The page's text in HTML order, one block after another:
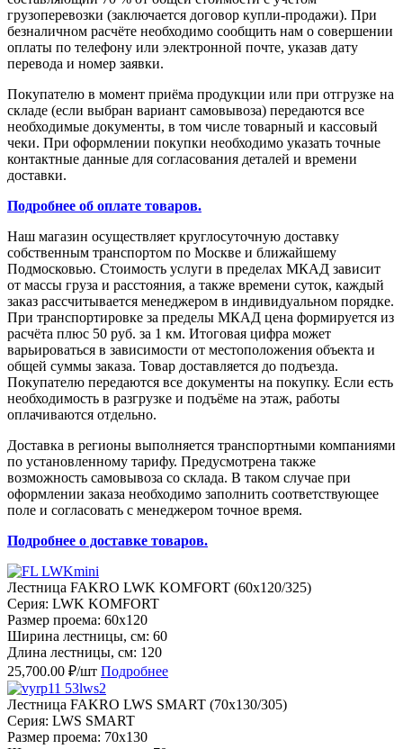
грузоперевозки (заключается договор купли-продажи). При
безналичном расчёте необходимо сообщить нам о совершении
оплаты по телефону или электронной почте, указав дату
перевода и номер заявки.
Покупателю в момент приёма продукции или при отгрузке на
складе (если выбран вариант самовывоза) передаются все
необходимые документы, в том числе товарный и кассовый
чеки. При оформлении покупки необходимо указать точные
контактные данные для согласования деталей и времени
доставки.
Подробнее об оплате товаров.
Наш магазин осуществляет круглосуточную доставку
собственным транспортом по Москве и ближайшему
Подмосковью. Стоимость услуги в пределах МКАД зависит
от массы груза и расстояния, а также времени суток, каждый
заказ рассчитывается менеджером в индивидуальном порядке.
При транспортировке за пределы МКАД цена формируется из
расчёта плюс 50 руб. за 1 км. Итоговая цифра может
варьироваться в зависимости от местоположения объекта и
общей суммы заказа. Товар доставляется до подъезда.
Покупателю передаются все документы на покупку. Если есть
необходимость в разгрузке и подъёме на этаж, работы
оплачиваются отдельно.
Доставка в регионы выполняется транспортными компаниями
по установленному тарифу. Предусмотрена также
возможность самовывоза со склада. В таком случае при
оформлении заказа необходимо заполнить соответствующее
поле и согласовать с менеджером точное время.
Подробнее о доставке товаров.
Лестница FAKRO LWK KOMFORT (60х120/325)
Серия: LWK KOMFORT
Размер проема: 60x120
Ширина лестницы, см: 60
Длина лестницы, см: 120
25,700.00 ₽/шт Подробнее
Лестница FAKRO LWS SMART (70х130/305)
Серия: LWS SMART
Размер проема: 70x130